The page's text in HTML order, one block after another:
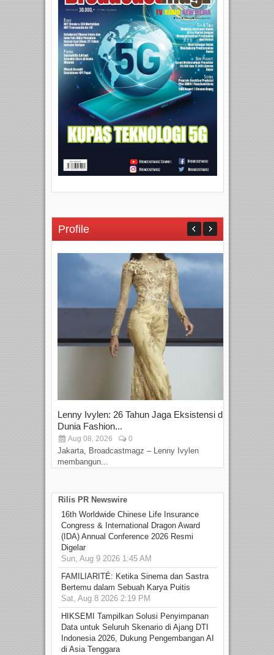
Profile
Lenny Ivylen: 26 Tahun Jaga Eksistensi di
Dunia Fashion...
Aug 08, 2026 0
Jakarta, Broadcastmagz – Lenny Ivylen
membangun...
Rilis PR Newswire
16th Worldwide Chinese Life Insurance
Congress & International Dragon Award
(IDA) Annual Conference 2026 Resmi
Digelar
Sun, Aug 9 2026 1:45 AM
FAMILIARITÉ: Ketika Sinema dan Sastra
Bertemu dalam Sebuah Karya Puitis
Sat, Aug 8 2026 2:19 PM
HIKSEMI Tampilkan Solusi Penyimpanan
Data untuk Seluruh Skenario di Ajang DTI
Indonesia 2026, Dukung Pengembangan AI
di Asia Tenggara